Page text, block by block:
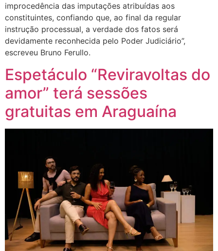
improcedência das imputações atribuídas aos
constituintes, confiando que, ao final da regular
instrução processual, a verdade dos fatos será
devidamente reconhecida pelo Poder Judiciário”,
escreveu Bruno Ferullo.
Espetáculo “Reviravoltas do
amor” terá sessões
gratuitas em Araguaína